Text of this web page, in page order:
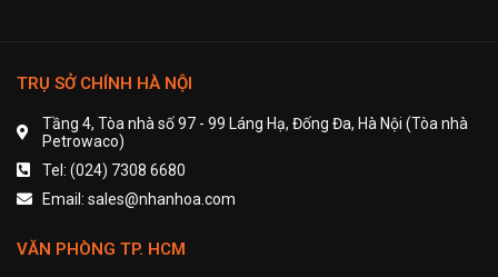
TRỤ SỞ CHÍNH HÀ NỘI
Tầng 4, Tòa nhà số 97 - 99 Láng Hạ, Đống Đa, Hà Nội (Tòa nhà
Petrowaco)
Tel: (024) 7308 6680
Email: sales@nhanhoa.com
VĂN PHÒNG TP. HCM